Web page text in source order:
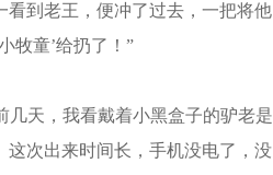
到老王，便冲了过去，一把将他
牧童’给扔了！”
天，我看戴着小黑盒子的驴老是
次出来时间长，手机没电了，没